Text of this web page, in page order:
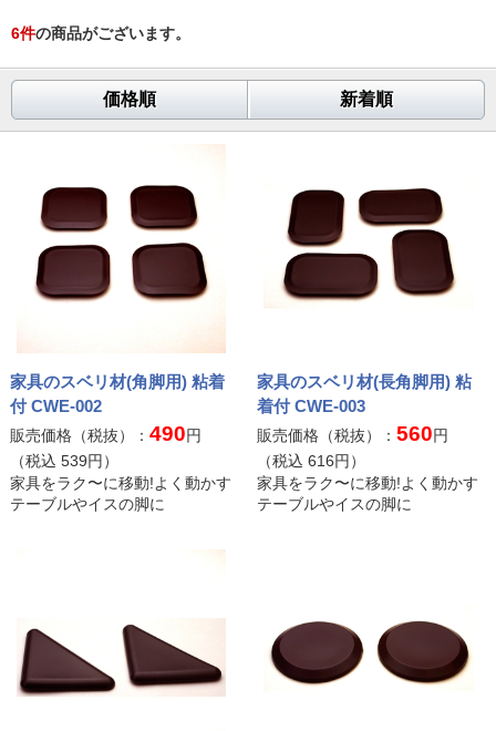
6件の商品がございます。
価格順 新着順
家具のスベリ材(角脚用) 粘着
付 CWE-002
販売価格（税抜）： 490円
（税込 539円）
家具をラク〜に移動!よく動かす
テーブルやイスの脚に
家具のスベリ材(長角脚用) 粘
着付 CWE-003
販売価格（税抜）：560円
（税込616円）
家具をラク〜に移動!よく動かす
テーブルやイスの脚に